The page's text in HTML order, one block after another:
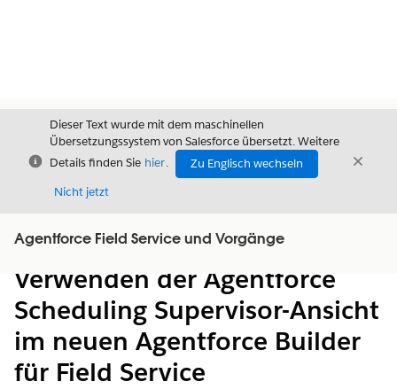
Schließen
Dieser Text wurde mit dem maschinellen
Übersetzungssystem von Salesforce übersetzt. Weitere
Details finden Sie hier.
Zu Englisch wechseln
Nicht jetzt
Agentforce Field Service und Vorgänge
Inhalt anzeigen
Inhalt
Verwenden der Agentforce
Scheduling Supervisor-Ansicht
im neuen Agentforce Builder
für Field Service